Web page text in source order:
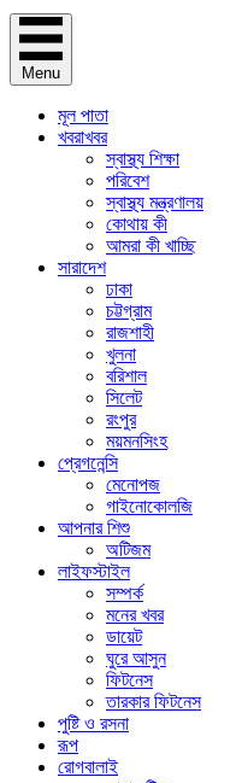
Menu
মূল পাতা
খবরাখবর
স্বাস্থ্য শিক্ষা
পরিবেশ
স্বাস্থ্য মন্ত্রণালয়
কোথায় কী
আমরা কী খাচ্ছি
সারাদেশ
ঢাকা
চট্টগ্রাম
রাজশাহী
খুলনা
বরিশাল
সিলেট
রংপুর
ময়মনসিংহ
প্রেগনেন্সি
মেনোপজ
গাইনোকোলজি
আপনার শিশু
অটিজম
লাইফস্টাইল
সম্পর্ক
মনের খবর
ডায়েট
ঘুরে আসুন
ফিটনেস
তারকার ফিটনেস
পুষ্টি ও রসনা
রূপ
রোগবালাই